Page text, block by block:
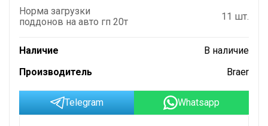
Норма загрузки
поддонов на авто гп 20т
11 шт.
Наличие
В наличие
Производитель
Braer
Telegram Whatsapp